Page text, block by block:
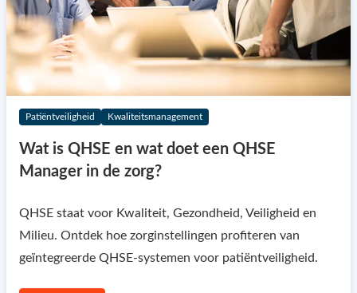
Patiëntveiligheid Kwaliteitsmanagement
Wat is QHSE en wat doet een QHSE
Manager in de zorg?
QHSE staat voor Kwaliteit, Gezondheid, Veiligheid en
Milieu. Ontdek hoe zorginstellingen profiteren van
geïntegreerde QHSE-systemen voor patiëntveiligheid.